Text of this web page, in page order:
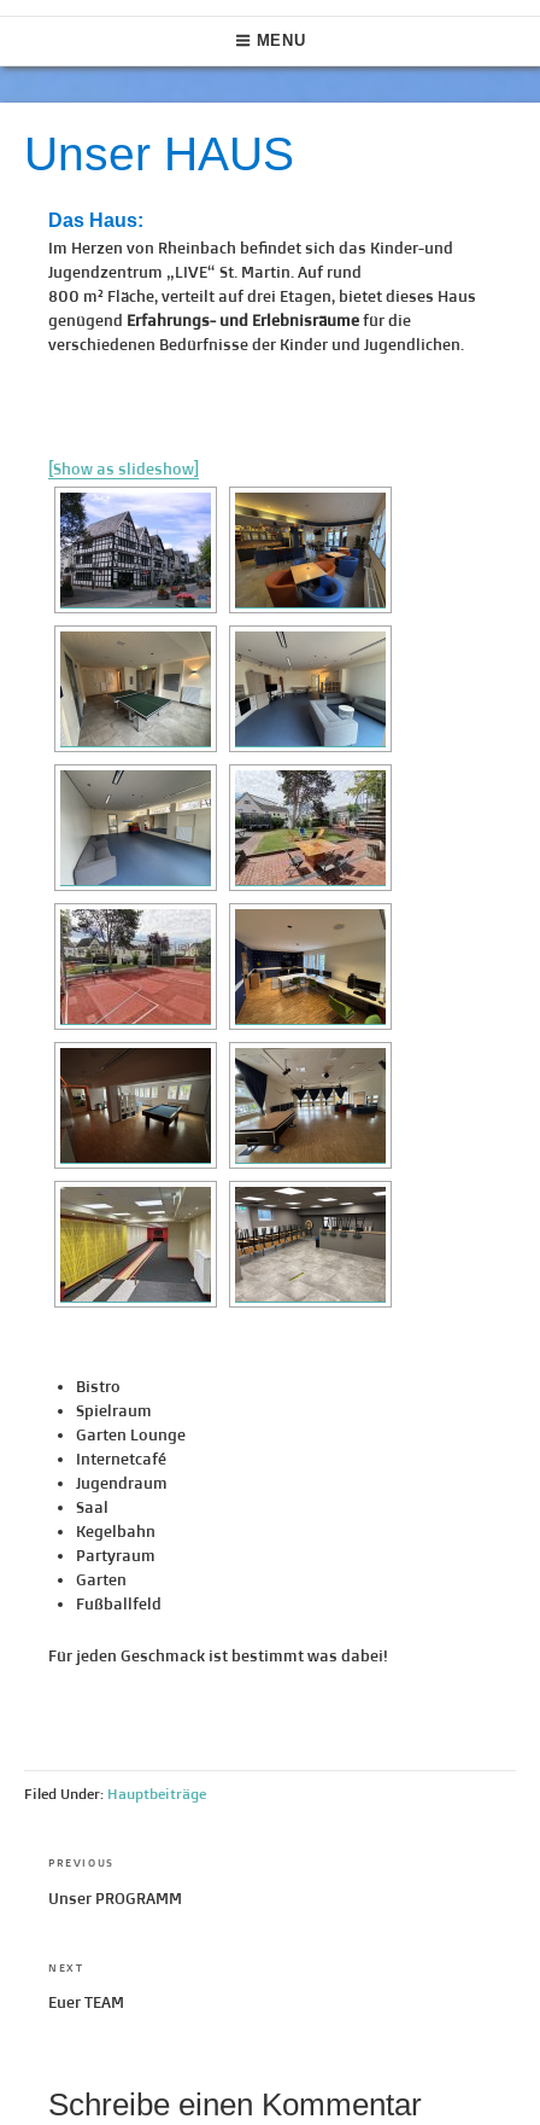
LIVE St. Martin
Das größte Jugendzentrum in Rheinbach
Navigation
MENU
Unser HAUS
Das Haus:
Im Herzen von Rheinbach befindet sich das Kinder-und
Jugendzentrum „LIVE“ St. Martin. Auf rund
800 m² Fläche, verteilt auf drei Etagen, bietet dieses Haus
genügend Erfahrungs- und Erlebnisräumefür die
verschiedenen Bedürfnisse der Kinder und Jugendlichen.
[Show as slideshow]
Bistro
Spielraum
Garten Lounge
Internetcafé
Jugendraum
Saal
Kegelbahn
Partyraum
Garten
Fußballfeld
Für jeden Geschmack ist bestimmt was dabei!
Filed Under: Hauptbeiträge
PREVIOUS
Previous
Unser PROGRAMM
NEXT
Next
Euer TEAM
Schreibe einen Kommentar